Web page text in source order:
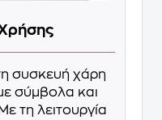
συσκευή χάρη
σύμβολα και
τη λειτουργία